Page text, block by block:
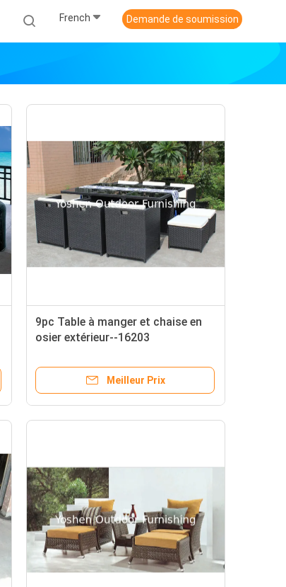
French Demande de soumission
9pc Table à manger et chaise en
osier extérieur--16203
Meilleur Prix